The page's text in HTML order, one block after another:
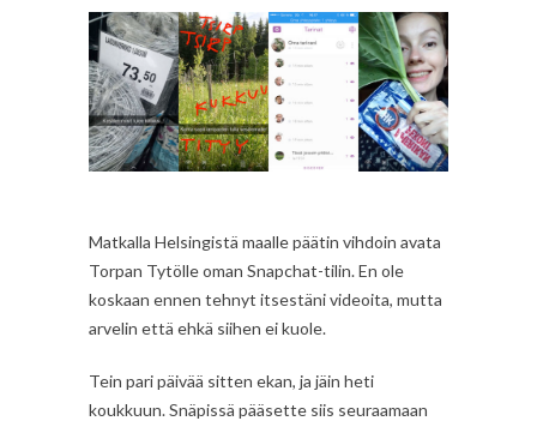
Matkalla Helsingistä maalle päätin vihdoin avata
Torpan Tytölle oman Snapchat-tilin. En ole
koskaan ennen tehnyt itsestäni videoita, mutta
arvelin että ehkä siihen ei kuole.
Tein pari päivää sitten ekan, ja jäin heti
koukkuun. Snäpissä pääsette siis seuraamaan